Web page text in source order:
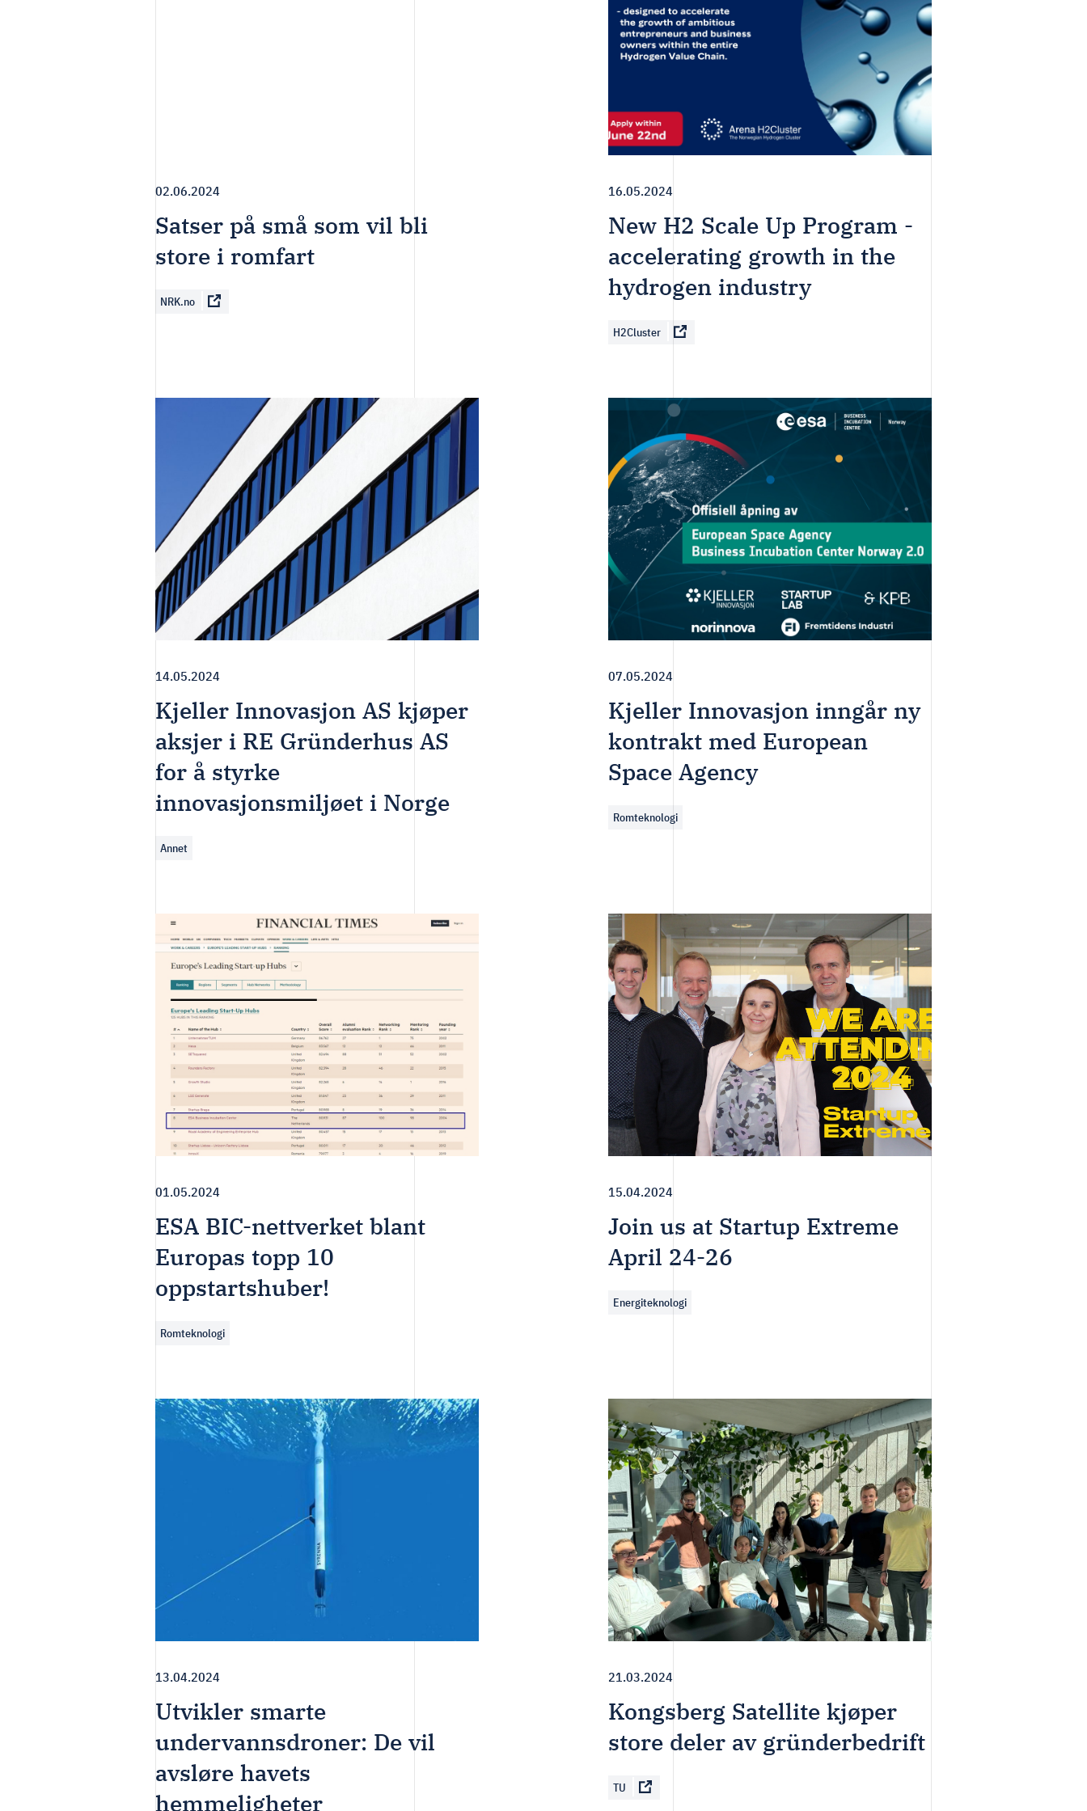
02.06.2024
Satser på små som vil bli
store i romfart
NRK.no
16.05.2024
New H2 Scale Up Program -
accelerating growth in the
hydrogen industry
H2Cluster
14.05.2024
Kjeller Innovasjon AS kjøper
aksjer i RE Gründerhus AS
for å styrke
innovasjonsmiljøet i Norge
Annet
07.05.2024
Kjeller Innovasjon inngår ny
kontrakt med European
Space Agency
Romteknologi
01.05.2024
ESA BIC-nettverket blant
Europas topp 10
oppstartshuber!
Romteknologi
15.04.2024
Join us at Startup Extreme
April 24-26
Energiteknologi
13.04.2024
Utvikler smarte
undervannsdroner: De vil
avsløre havets
hemmeligheter
21.03.2024
Kongsberg Satellite kjøper
store deler av gründerbedrift
TU